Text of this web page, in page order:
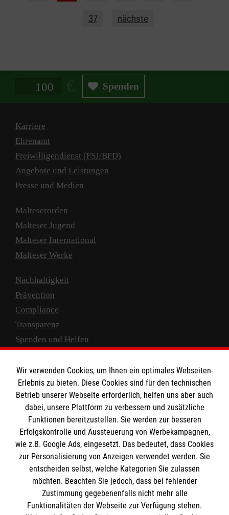
37 nächste
Spendenbetrag in Euro Spenden
Karriere
Ehrenamt
Freiwilligendienst (FSJ/BFD)
Angebote und Leistungen
Presse und Medien
Malteserorden
Malteser Jugend
Malteser International
Malteser Werke
Nachhaltigkeit
Prävention
Compliance
Transparenz
Spenden und Helfen
Empfänger: Malteser Hilfsdienst e.V.
IBAN: DE10 3706 0120 1201 2000 12
BIC: GENODED 1PA7
Wir verwenden Cookies, um Ihnen ein optimales Webseiten-
Erlebnis zu bieten. Diese Cookies sind für den technischen
Betrieb unserer Webseite erforderlich, helfen uns aber auch
dabei, unsere Plattform zu verbessern und zusätzliche
Funktionen bereitzustellen. Sie werden zur besseren
Erfolgskontrolle und Aussteuerung von Werbekampagnen,
wie z.B. Google Ads, eingesetzt. Das bedeutet, dass Cookies
zur Personalisierung von Anzeigen verwendet werden. Sie
entscheiden selbst, welche Kategorien Sie zulassen
möchten. Beachten Sie jedoch, dass bei fehlender
Zustimmung gegebenenfalls nicht mehr alle
Funktionalitäten der Webseite zur Verfügung stehen.